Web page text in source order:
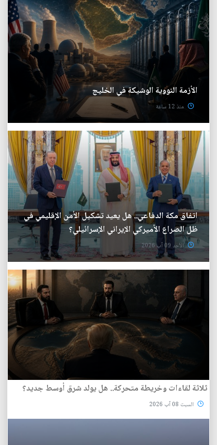
الأزمة النووية الوشيكة في الخليج
منذ 12 ساعة
اتفاق مكة الدفاعي.. هل يعيد تشكيل الأمن الإقليمي في
ظل الصراع الأميركي الإيراني الإسرائيلي؟
الأحد 09 آب 2026
ثلاثة لقاءات وخريطة متحركة.. هل يولد شرق أوسط جديد؟
السبت 08 آب 2026